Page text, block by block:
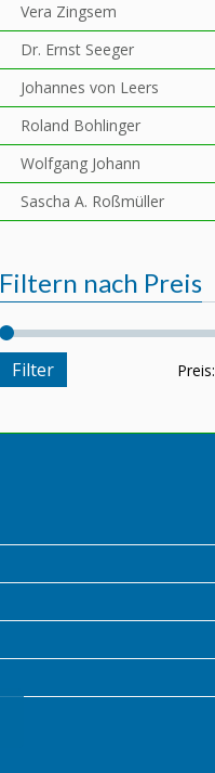
Vera Zingsem
Dr. Ernst Seeger
Johannes von Leers
Roland Bohlinger
Wolfgang Johann
Sascha A. Roßmüller
Filtern nach Preis
Filter Preis: